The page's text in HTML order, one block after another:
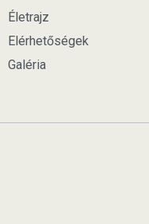
Életrajz
Elérhetőségek
Galéria